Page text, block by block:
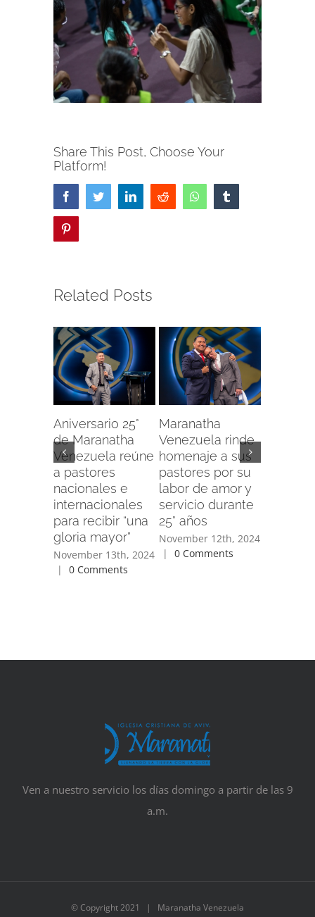
Share This Post, Choose Your
Platform!
FacebookTwitterLinkedInReddit Whatsapp
Related Posts
Aniversario 25°
de Maranatha
Venezuela reúne
a pastores
nacionales e
internacionales
para recibir “una
gloria mayor”
November 13th, 2024
|
0 Comments
Maranatha
Venezuela rinde
homenaje a sus
pastores por su
labor de amor y
servicio durante
25° años
November 12th, 2024
|
0 Comments
Ven a nuestro servicio los días domingo a partir de las 9
a.m.
© Copyright 2021 | Maranatha Venezuela